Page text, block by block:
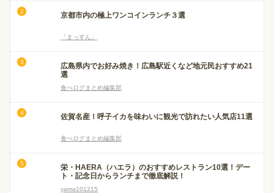
京都市内の極上ワンコインランチ３選
「まっすん」
広島県内でお好み焼き！広島駅近くなど地元民おすすめ21
選
食べログまとめ編集部
佐賀名産！呼子イカを味わいに観光で訪れたい人気店11選
食べログまとめ編集部
栄・HAERA（ハエラ）のおすすめレストラン10選！デー
ト・記念日からランチまで徹底解説！
yama101215